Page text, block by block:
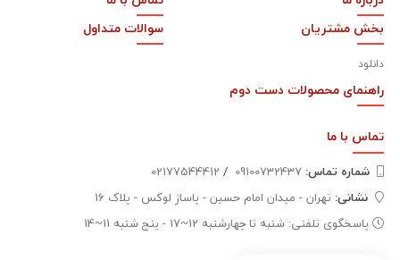
بخش مشتریان
دانلود
سوالات متداول
راهنمای محصولات دست دوم
تماس با ما
شماره تماس‌: /
02177544412
نشانی: تهران - میدان امام حسین - پاساژ لوکس - پلاک 16
پاسخگوی تلفنی: شنبه تا چهارشنبه 12~17 - پنج شنبه 11~14